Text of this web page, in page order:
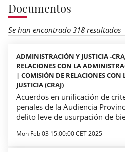
Documentos
Se han encontrado 318 resultados
ADMINISTRACIÓN Y JUSTICIA -
RELACIONES CON LA
| COMISIÓN DE RELACIONES
JUSTICIA (CRAJ)
Acuerdos en unificación de
penales de la Audiencia
delito leve de usurpación de
Mon Feb 03 15:00:00 CET 2025